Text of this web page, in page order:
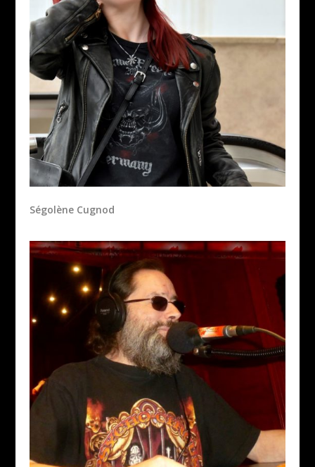
Ségolène Cugnod